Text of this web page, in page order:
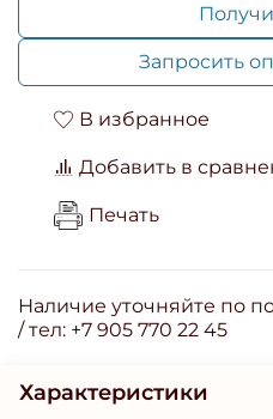
Запросить
В избранное
Добавить в
Печать
Наличие уточняйте по
/ тел: +7 905 770 22 45
Характеристики